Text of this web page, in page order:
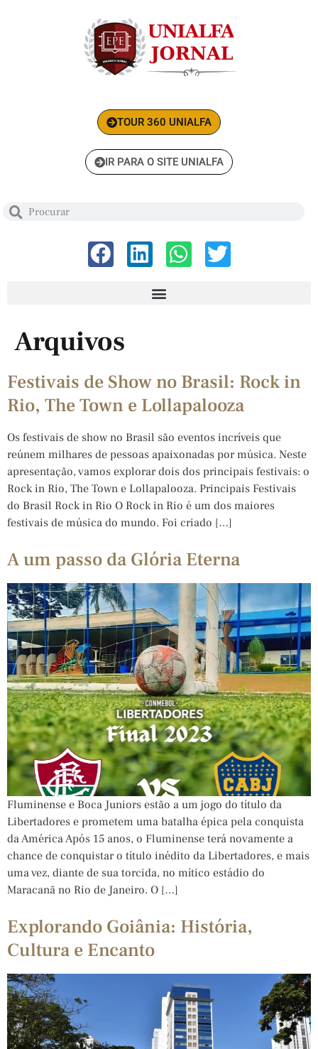
TOUR 360 UNIALFA
IR PARA O SITE UNIALFA
Arquivos
Festivais de Show no Brasil: Rock in
Rio, The Town e Lollapalooza
Os festivais de show no Brasil são eventos incríveis que
reúnem milhares de pessoas apaixonadas por música. Neste
apresentação, vamos explorar dois dos principais festivais: o
Rock in Rio, The Town e Lollapalooza. Principais Festivais
do Brasil Rock in Rio O Rock in Rio é um dos maiores
festivais de música do mundo. Foi criado […]
A um passo da Glória Eterna
Fluminense e Boca Juniors estão a um jogo do título da
Libertadores e prometem uma batalha épica pela conquista
da América Após 15 anos, o Fluminense terá novamente a
chance de conquistar o título inédito da Libertadores, e mais
uma vez, diante de sua torcida, no mítico estádio do
Maracanã no Rio de Janeiro. O […]
Explorando Goiânia: História,
Cultura e Encanto